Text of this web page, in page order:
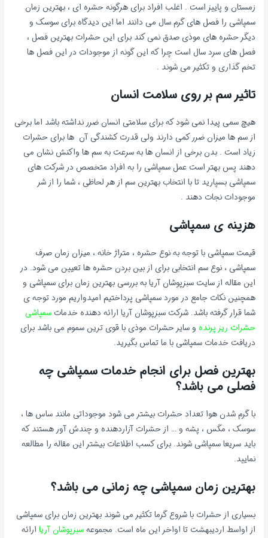
زمستان و پاییز است . اغلب افراد برای هرگونه حشره ای ، بهترین زمان
سمپاشی را فصل های گرم سال می دانند اما این دیدگاه برای سوسک و
دیگر حشره های موذی صدق نمی کند برای این حشرات بهترین فصل ،
فصل های سرد سال است چرا که این گونه از موجودات در این فصل ها
تخم گذاری و تکثیر می شوند .
تاثیر سم بر روی سلامت انسان
هیچ سمی پیدا نمی شود که برای سلامتی انسان ضرر نداشته باشد اما برخی
از سم ها میزان ضرر کمی دارند ولی قدرت کشندگی آن ها برای حشرات
زیاد است . بدن برخی از انسان ها به سرعت به سم ها واکنش نشان می
دهند پس بهتر است عمل سمپاشی را به افراد متخصص در شرکت های
سمپاشی بسپارید تا با انتخاب بهترین سم از هر لحاظی ، شما را از شر
موجودات نجات دهند .
هزینه ی سمپاشی
قیمت سمپاشی با توجه به نوع حشره ، متراژ خانه ، میزان زمان صرف
سمپاشی ، نوع سم انتخابی برای از بین بردن حشره ها تعیین می شود. در
این مقاله از سایت سبزپوشان آریا به بررسی بهترین زمان برای سمپاشی و
همچنین نکات جامع در مورد سمپاشی پرداختیم امیدواریم مورد توجه ی
شما قرار گرفته باشد. شرکت سبزپوشان آریا ارائه دهنده خدماتسمپاشی
حشرات ریز پرنده و سایر حشرات موذی با قوی ترین سموم می باشد برای
دریافت خدمات سمپاشی با ما تماس بگیرید.
بهترین فصل برای انجام خدمات سمپاشی چه
فصلی می باشد؟
با گرم شدن هوا تعداد حشرات بیشتر می شود موجوداتی مانند ساس ها ،
سوسک ، مگس ، پشه و … از حشرات آزاردهنده و چندش آور هستند که
باید سریعا سمپاشی شوند. برای کسب اطلاعات بیشتر این مقاله را مطالعه
نمایید.
بهترین زمان سمپاشی چه زمانی می باشد؟
بسیاری از حشرات با شروع گرما تکثیر می شوند بهترین زمان برای سمپاشی
از اواسط اردیبهشت تا اواخر این ماه است. مجموعهسبزپوشان آریا ارائه